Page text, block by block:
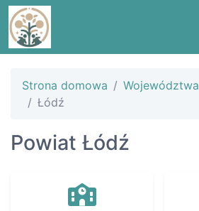
Strona domowa Województwa
Łódź
Powiat Łódź